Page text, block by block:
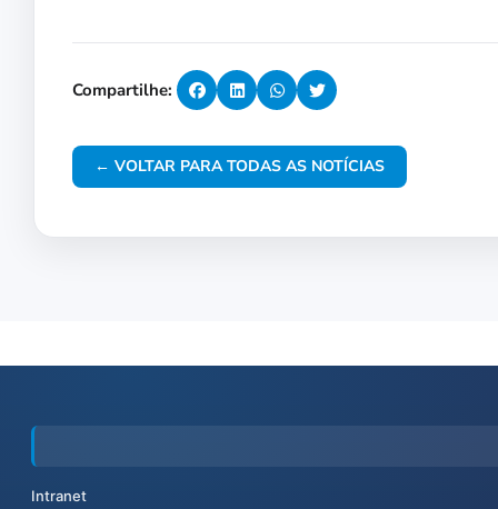
Compartilhe:
← VOLTAR PARA TODAS AS NOTÍCIAS
Intranet